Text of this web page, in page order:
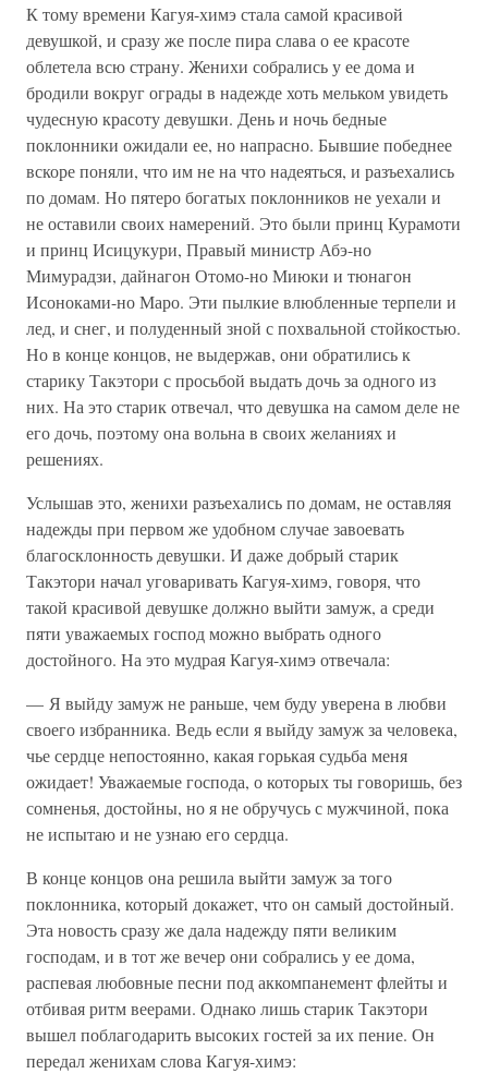
К тому времени Кагуя-химэ стала самой красивой
девушкой, и сразу же после пира слава о ее красоте
облетела всю страну. Женихи собрались у ее дома и
бродили вокруг ограды в надежде хоть мельком увидеть
чудесную красоту девушки. День и ночь бедные
поклонники ожидали ее, но напрасно. Бывшие победнее
вскоре поняли, что им не на что надеяться, и разъехались
по домам. Но пятеро богатых поклонников не уехали и
не оставили своих намерений. Это были принц Курамоти
и принц Исицукури, Правый министр Абэ-но
Мимурадзи, дайнагон Отомо-но Миюки и тюнагон
Исоноками-но Маро. Эти пылкие влюбленные терпели и
лед, и снег, и полуденный зной с похвальной стойкостью.
Но в конце концов, не выдержав, они обратились к
старику Такэтори с просьбой выдать дочь за одного из
них. На это старик отвечал, что девушка на самом деле не
его дочь, поэтому она вольна в своих желаниях и
решениях.
Услышав это, женихи разъехались по домам, не оставляя
надежды при первом же удобном случае завоевать
благосклонность девушки. И даже добрый старик
Такэтори начал уговаривать Кагуя-химэ, говоря, что
такой красивой девушке должно выйти замуж, а среди
пяти уважаемых господ можно выбрать одного
достойного. На это мудрая Кагуя-химэ отвечала:
— Я выйду замуж не раньше, чем буду уверена в любви
своего избранника. Ведь если я выйду замуж за человека,
чье сердце непостоянно, какая горькая судьба меня
ожидает! Уважаемые господа, о которых ты говоришь, без
сомненья, достойны, но я не обручусь с мужчиной, пока
не испытаю и не узнаю его сердца.
В конце концов она решила выйти замуж за того
поклонника, который докажет, что он самый достойный.
Эта новость сразу же дала надежду пяти великим
господам, и в тот же вечер они собрались у ее дома,
распевая любовные песни под аккомпанемент флейты и
отбивая ритм веерами. Однако лишь старик Такэтори
вышел поблагодарить высоких гостей за их пение. Он
передал женихам слова Кагуя-химэ: